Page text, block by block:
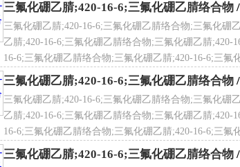
三氟化硼乙腈;420-16-6;三氟化硼乙腈络合物 /
三氟化硼乙腈;420-16-6;三氟化硼乙腈络合物;三氟化硼
乙腈;420-16-6;三氟化硼乙腈络合物;三氟化硼乙腈;420-
16-6;三氟化硼乙腈络合物;三氟化硼乙腈;420-16-6;三氟
化硼乙腈络合物;三氟化硼乙腈;420-16-6;三氟化硼乙腈
三氟化硼乙腈;420-16-6;三氟化硼乙腈络合物 /
三氟化硼乙腈;420-16-6;三氟化硼乙腈络合物;三氟化硼
乙腈;420-16-6;三氟化硼乙腈络合物;三氟化硼乙腈;420-
16-6;三氟化硼乙腈络合物;三氟化硼乙腈;420-16-6;三氟
化硼乙腈络合物;三氟化硼乙腈;420-16-6;三氟化硼乙腈
三氟化硼乙腈;420-16-6;三氟化硼乙腈络合物 /